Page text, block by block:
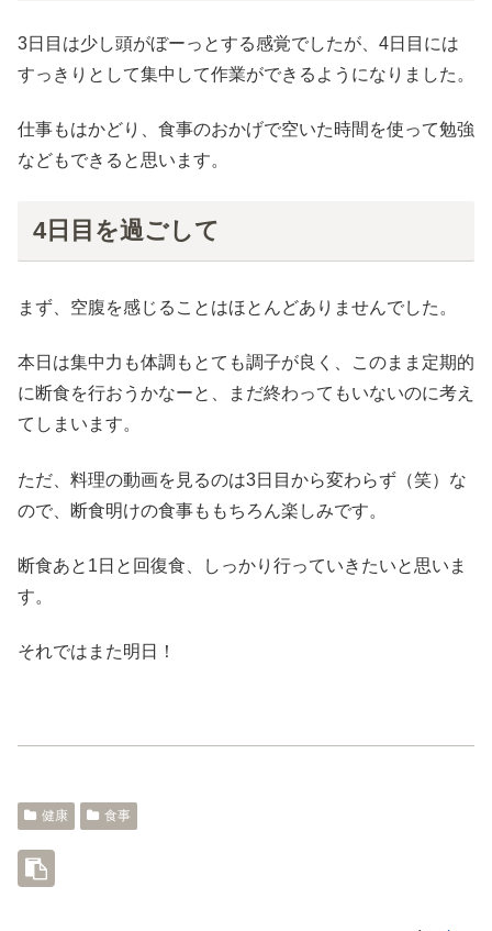
3日目は少し頭がぼーっとする感覚でしたが、4日目には
すっきりとして集中して作業ができるようになりました。
仕事もはかどり、食事のおかげで空いた時間を使って勉強
などもできると思います。
4日目を過ごして
まず、空腹を感じることはほとんどありませんでした。
本日は集中力も体調もとても調子が良く、このまま定期的
に断食を行おうかなーと、まだ終わってもいないのに考え
てしまいます。
ただ、料理の動画を見るのは3日目から変わらず（笑）な
ので、断食明けの食事ももちろん楽しみです。
断食あと1日と回復食、しっかり行っていきたいと思いま
す。
それではまた明日！
健康 食事